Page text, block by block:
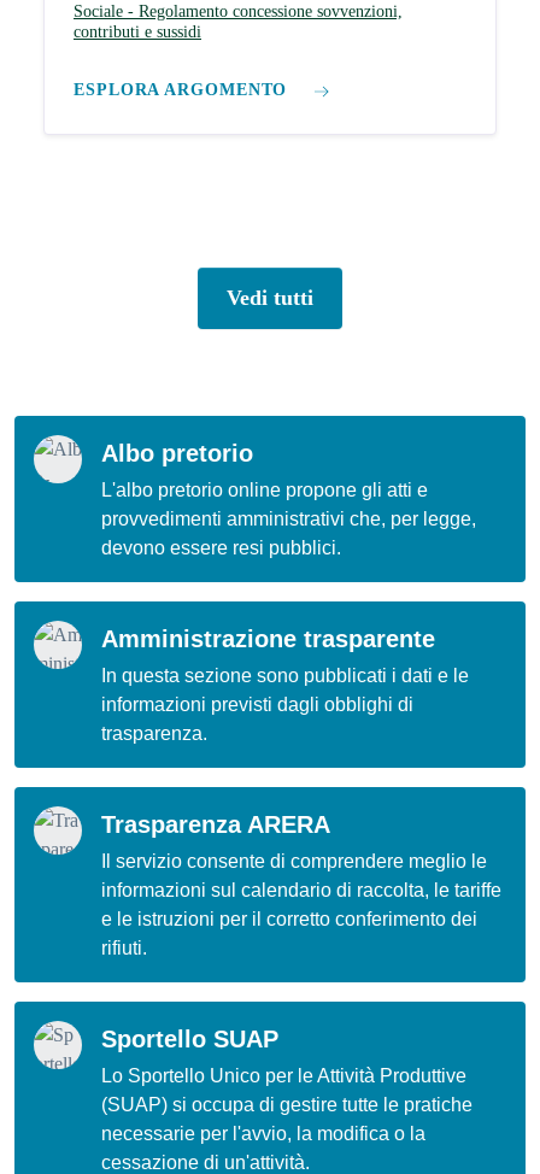
Sociale - Regolamento concessione sovvenzioni,
contributi e sussidi
ESPLORA ARGOMENTO
Vedi tutti
Albo pretorio
L'albo pretorio online propone gli atti e
provvedimenti amministrativi che, per legge,
devono essere resi pubblici.
Amministrazione trasparente
In questa sezione sono pubblicati i dati e le
informazioni previsti dagli obblighi di
trasparenza.
Trasparenza ARERA
Il servizio consente di comprendere meglio le
informazioni sul calendario di raccolta, le tariffe
e le istruzioni per il corretto conferimento dei
rifiuti.
Sportello SUAP
Lo Sportello Unico per le Attività Produttive
(SUAP) si occupa di gestire tutte le pratiche
necessarie per l'avvio, la modifica o la
cessazione di un'attività.